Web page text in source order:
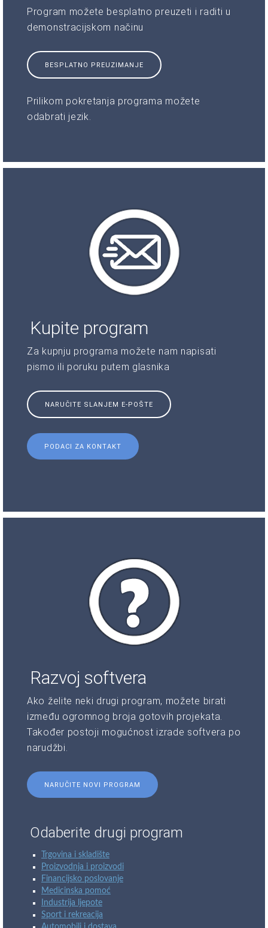
Program možete besplatno preuzeti i raditi u
demonstracijskom načinu
BESPLATNO PREUZIMANJE
Prilikom pokretanja programa možete
odabrati jezik.
Kupite program
Za kupnju programa možete nam napisati
pismo ili poruku putem glasnika
NARUČITE SLANJEM E-POŠTE
PODACI ZA KONTAKT
Razvoj softvera
Ako želite neki drugi program, možete birati
između ogromnog broja gotovih projekata.
Također postoji mogućnost izrade softvera po
narudžbi.
NARUČITE NOVI PROGRAM
Odaberite drugi program
Trgovina i skladište
Proizvodnja i proizvodi
Financijsko poslovanje
Medicinska pomoć
Industrija ljepote
Sport i rekreacija